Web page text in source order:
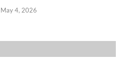
May 4, 2026